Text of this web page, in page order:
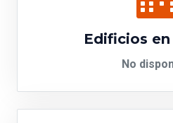
Edificios
No